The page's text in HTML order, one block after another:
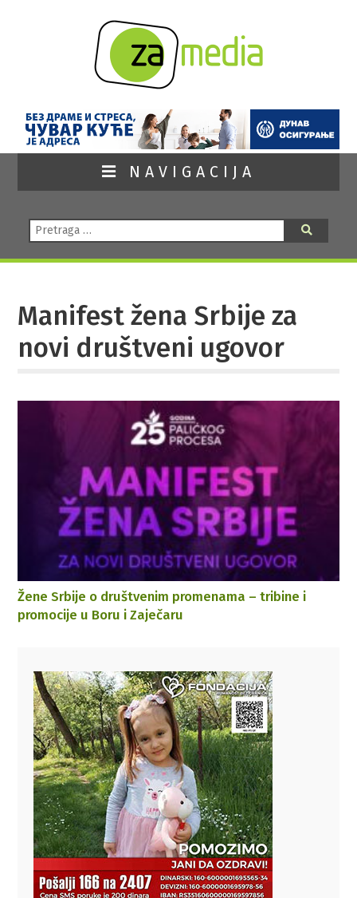
NAVIGACIJA
Pretraga:
Manifest žena Srbije za
novi društveni ugovor
Žene Srbije o društvenim promenama – tribine i
promocije u Boru i Zaječaru